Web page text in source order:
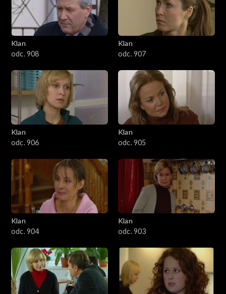
Klan
odc. 908
Klan
odc. 907
Klan
odc. 906
Klan
odc. 905
Klan
odc. 904
Klan
odc. 903